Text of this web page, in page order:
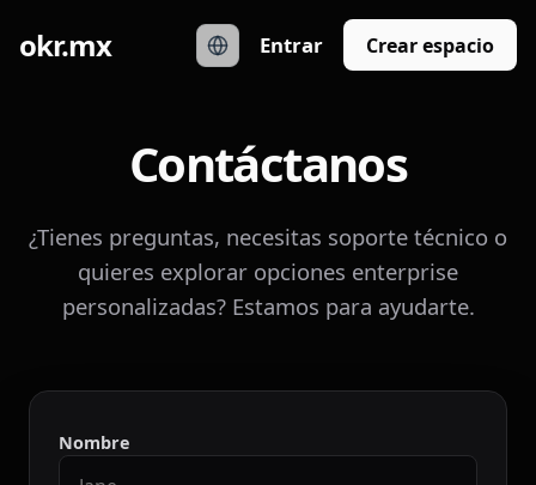
okr.mx Entrar Crear espacio
Contáctanos
¿Tienes preguntas, necesitas soporte técnico o
quieres explorar opciones enterprise
personalizadas? Estamos para ayudarte.
Nombre